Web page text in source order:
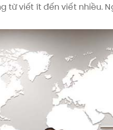
từ viết ít đến viết nhiều.